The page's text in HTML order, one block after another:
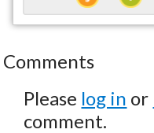
Comments
Please log in or
comment.